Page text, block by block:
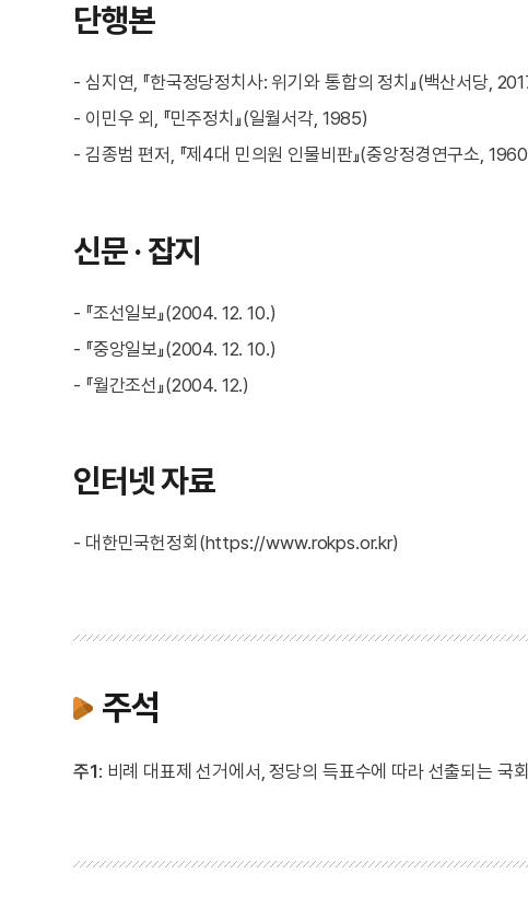
단행본
- 심지연, 『한국정당정치사: 위기와 통합의 정치』(백산서당,
- 이민우 외, 『민주정치』(일월서각, 1985)
- 김종범 편저, 『제4대 민의원 인물비판』(중앙정경연구소,
신문 · 잡지
- 『조선일보』(2004. 12. 10.)
- 『중앙일보』(2004. 12. 10.)
- 『월간조선』(2004. 12.)
인터넷 자료
- 대한민국헌정회(https://www.rokps.or.kr)
주석
주1: 비례 대표제 선거에서, 정당의 득표수에 따라 선출되는 국